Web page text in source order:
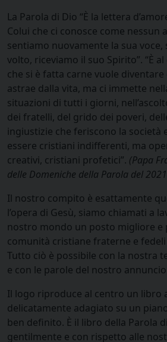
La Parola di Dio “È la lettera
Colui che ci conosce come nessun
sentiamo nuovamente la sua
volto, riceviamo il suo Spirito”. “È
che si è fatta carne vuole
astrae dalla vita, ma ci immette
situazioni di tutti i giorni,
dei fratelli, del grido dei poveri,
ingiustizie che feriscono la società
essere cristiani indifferenti, ma
creativi, cristiani profetici”. (Papa
delle Domeniche della Parola del
Il nostro compito è esattamente
l’opera di Gesù, siamo chiamati a
nostro mondo un posto migliore e
comunità cristiane fraterne e fedeli
Tutto ciò è possibile con la nostra
e con le parole del nostro
Il logo riproduce al centro un libro
delicatamente adagiato su un
ben definito. È il libro della Parola
gentilmente e con rispetto alle